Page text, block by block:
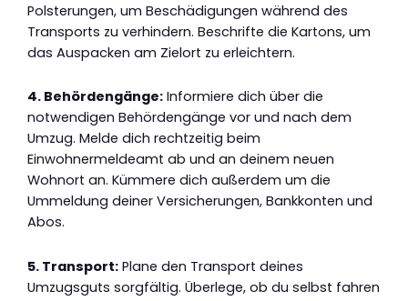
Polsterungen, um Beschädigungen während des
Transports zu verhindern. Beschrifte die Kartons, um
das Auspacken am Zielort zu erleichtern.
4. Behördengänge: Informiere dich über die
notwendigen Behördengänge vor und nach dem
Umzug. Melde dich rechtzeitig beim
Einwohnermeldeamt ab und an deinem neuen
Wohnort an. Kümmere dich außerdem um die
Ummeldung deiner Versicherungen, Bankkonten und
Abos.
5. Transport: Plane den Transport deines
Umzugsguts sorgfältig. Überlege, ob du selbst fahren